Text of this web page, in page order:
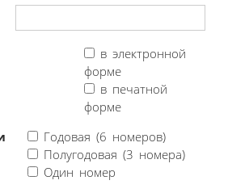
в электронной
форме
в печатной
форме
Годовая (6 номеров)
Полугодовая (3 номера)
Один номер